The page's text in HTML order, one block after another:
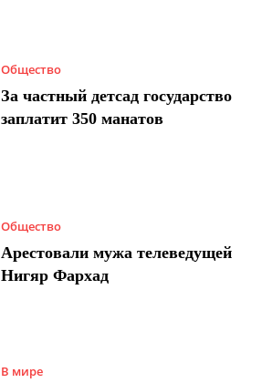
Общество
За частный детсад государство
заплатит 350 манатов
Общество
Арестовали мужа телеведущей
Нигяр Фархад
В мире